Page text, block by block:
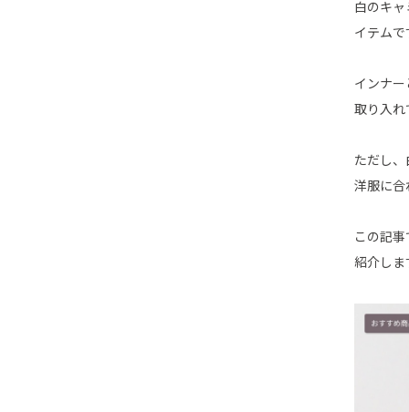
白のキ
イテムで
インナ
取り入れ
ただし
洋服に
この記
紹介しま